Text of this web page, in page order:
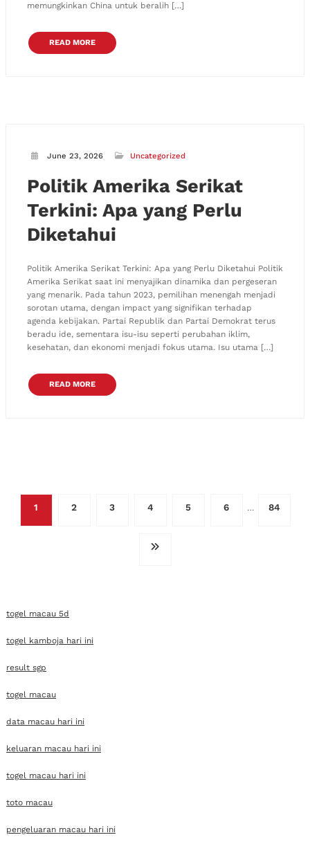
memungkinkan China untuk beralih […]
READ MORE
June 23, 2026 Uncategorized
Politik Amerika Serikat
Terkini: Apa yang Perlu
Diketahui
Politik Amerika Serikat Terkini: Apa yang Perlu Diketahui Politik
Amerika Serikat saat ini menyajikan dinamika dan pergeseran
yang menarik. Pada tahun 2023, pemilihan menengah menjadi
sorotan utama, dengan impact yang signifikan terhadap
agenda kebijakan. Partai Republik dan Partai Demokrat terus
beradu ide, sementara isu-isu seperti perubahan iklim,
kesehatan, dan ekonomi menjadi fokus utama. Isu utama […]
READ MORE
Posts
pagination
1 2 3 4 5 6 … 84
togel macau 5d
togel kamboja hari ini
result sgp
togel macau
data macau hari ini
keluaran macau hari ini
togel macau hari ini
toto macau
pengeluaran macau hari ini